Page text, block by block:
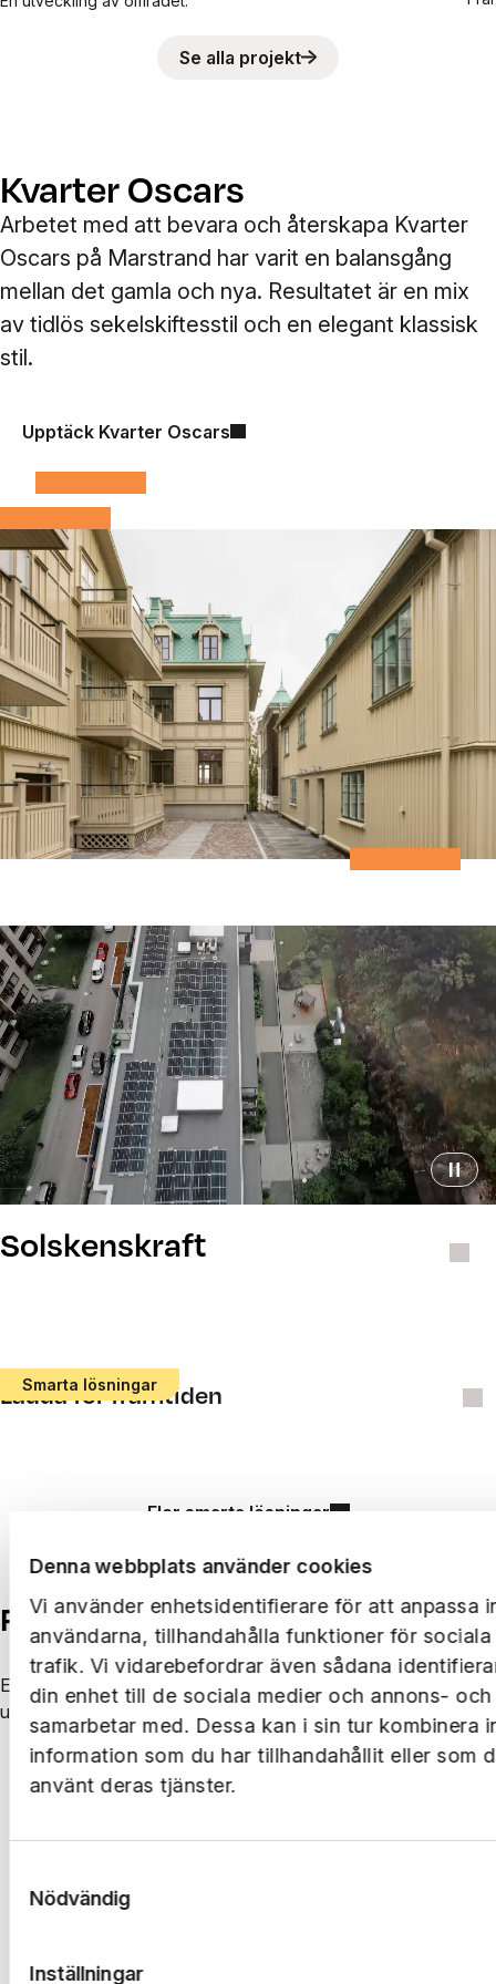
Denna webbplats använder cookies
Vi använder enhetsidentifierare för att anpassa
användarna, tillhandahålla funktioner för
trafik. Vi vidarebefordrar även sådana
din enhet till de sociala medier och annons-
samarbetar med. Dessa kan i sin tur kombinera
information som du har tillhandahållit eller som
använt deras tjänster.
Nödvändig
Inställningar
Se alla projekt
Kvarter Oscars
Arbetet med att bevara och återskapa Kvarter
Oscars på Marstrand har varit en balansgång
mellan det gamla och nya. Resultatet är en mix
av tidlös sekelskiftesstil och en elegant klassisk
stil.
Upptäck Kvarter Oscars
Solskenskraft
Smarta lösningar
Ladda för framtiden
Fler smarta lösningar
Följ oss på LinkedIn
Ernst Rosén utvecklas på många plan och platser. Håll dig
uppdaterad på LinkedIn.
Följ oss på LinkedIn